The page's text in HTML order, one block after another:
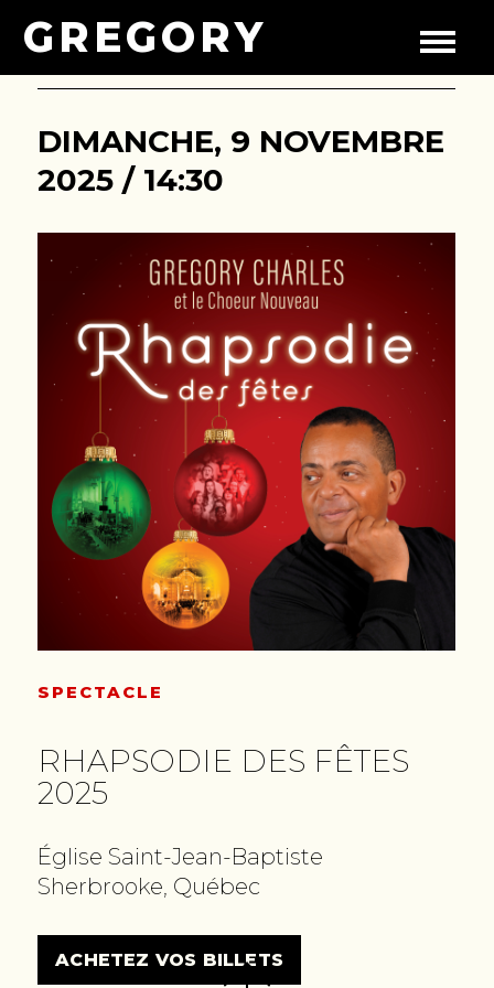
GREGORY
DIMANCHE, 9 NOVEMBRE
2025 / 14:30
SPECTACLE
RHAPSODIE DES FÊTES
2025
Église Saint-Jean-Baptiste
Sherbrooke, Québec
ACHETEZ VOS BILLETS